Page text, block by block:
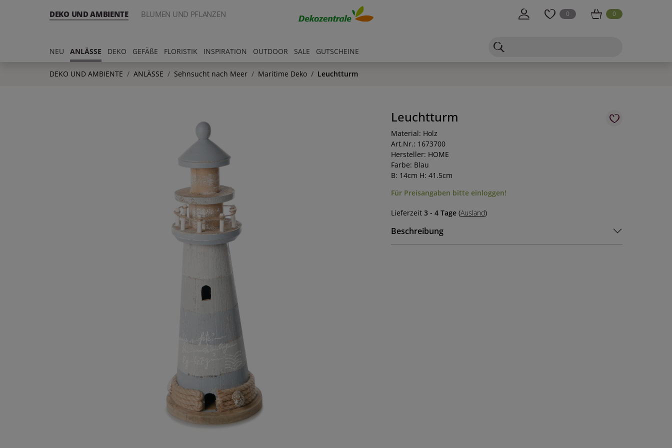
DEKO UND AMBIENTE BLUMEN UND PFLANZEN 0 0
NEU ANLÄSSE DEKO GEFÄßE FLORISTIK INSPIRATION OUTDOOR SALE GUTSCHEINE
DEKO UND AMBIENTE ANLÄSSE Sehnsucht nach Meer Maritime Deko Leuchtturm
Leuchtturm
Material: Holz
Art.Nr.: 1673700
Hersteller: HOME
Farbe: Blau
B: 14cm H: 41.5cm
Für Preisangaben bitte einloggen!
Lieferzeit 3 - 4 Tage(Ausland)
Beschreibung